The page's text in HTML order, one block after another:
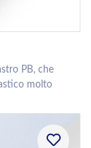
PB, che
molto